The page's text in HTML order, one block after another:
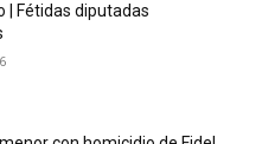
| Fétidas diputadas